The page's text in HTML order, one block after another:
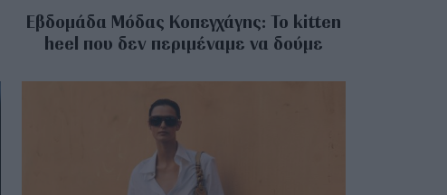
Εβδομάδα Μόδας Κοπεγχάγης: Το kitten
heel που δεν περιμέναμε να δούμε